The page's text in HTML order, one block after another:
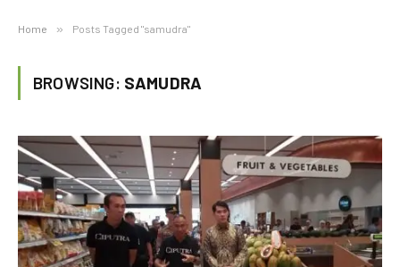
Home » Posts Tagged "samudra"
BROWSING: SAMUDRA